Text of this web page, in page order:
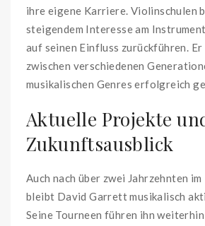
ihre eigene Karriere. Violinschulen
steigendem Interesse am
auf seinen Einfluss zurückführen.
zwischen verschiedenen
musikalischen Genres erfolgreich
Aktuelle Projekte
Zukunftsausblick
Auch nach über zwei Jahrzehnten
bleibt David Garrett musikalisch
Seine Tourneen führen ihn